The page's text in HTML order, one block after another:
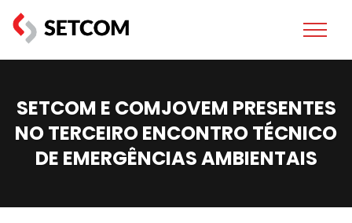
SETCOM E COMJOVEM PRESENTES
NO TERCEIRO ENCONTRO TÉCNICO
DE EMERGÊNCIAS AMBIENTAIS